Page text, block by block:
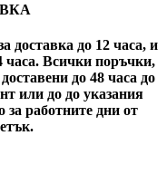
доставка до 12 часа, и
часа. Всички поръчки,
до 48 часа до
или до до указания
за работните дни от